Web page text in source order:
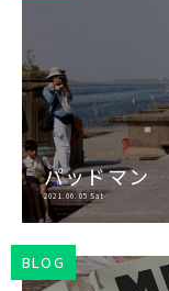
パッドマン
2021.06.05 Sat
BLOG